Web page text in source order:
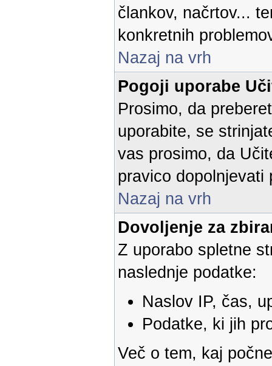
člankov, načrtov...
konkretnih
Nazaj na vrh
Pogoji uporabe
Prosimo, da
uporabite, se
vas prosimo, da
pravico dopolnjevati
Nazaj na vrh
Dovoljenje za
Z uporabo spletne
naslednje podatke:
Naslov IP, čas,
Podatke, ki jih
Več o tem, kaj